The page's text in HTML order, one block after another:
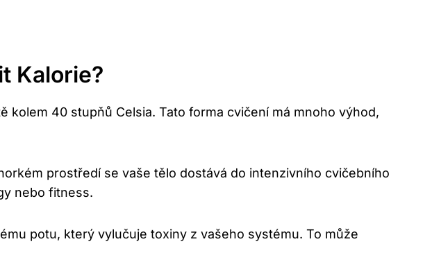
Kalorie?
40 stupňů Celsia. Tato forma cvičení má mnoho výhod,
prostředí se vaše tělo dostává do intenzivního cvičebního
nebo fitness.
potu, který vylučuje toxiny z vašeho systému. To může